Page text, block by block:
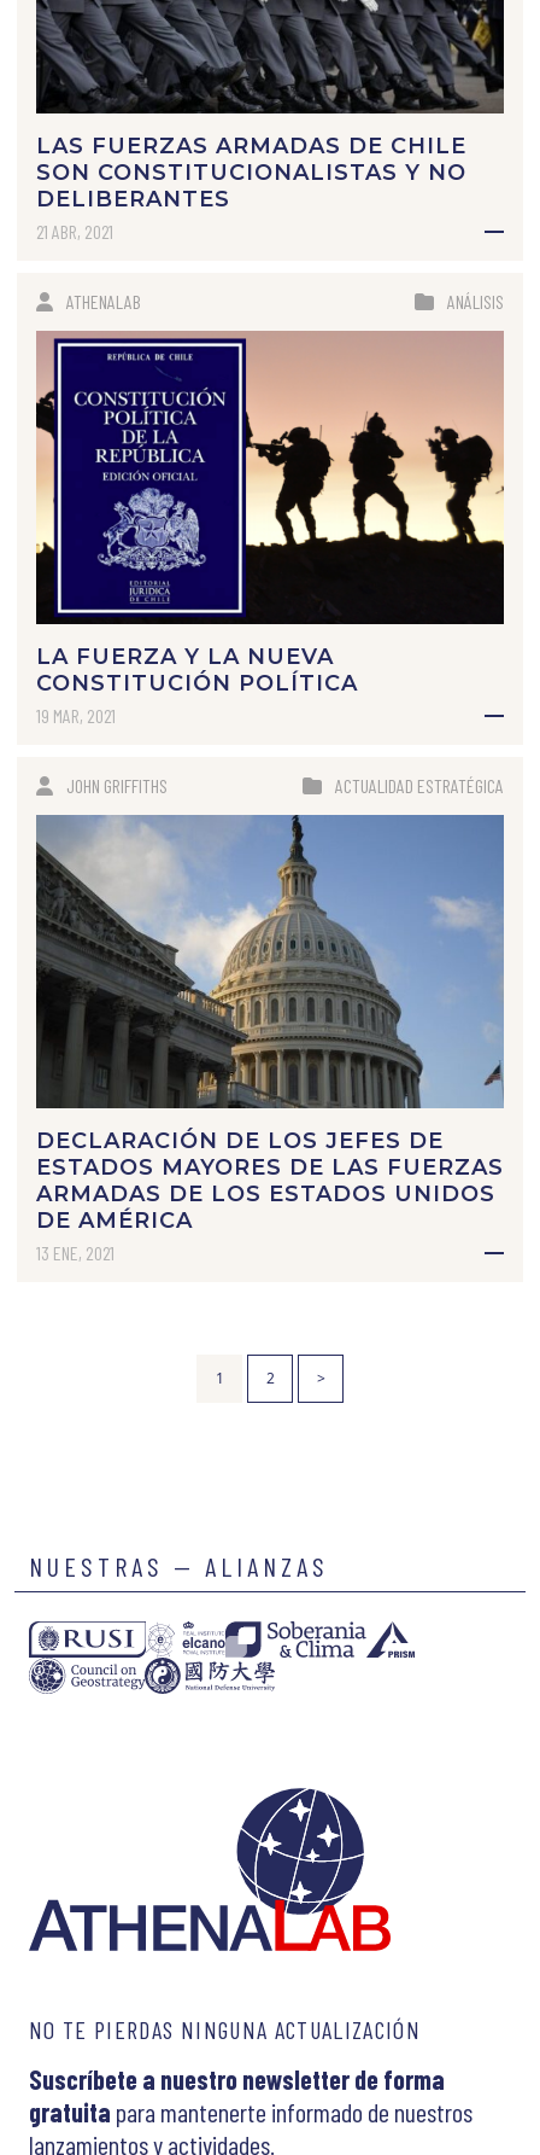
LAS FUERZAS ARMADAS DE CHILE
SON CONSTITUCIONALISTAS Y NO
DELIBERANTES
21 ABR, 2021
ATHENALAB ANÁLISIS
LA FUERZA Y LA NUEVA
CONSTITUCIÓN POLÍTICA
19 MAR, 2021
JOHN GRIFFITHS ACTUALIDAD ESTRATÉGICA
DECLARACIÓN DE LOS JEFES DE
ESTADOS MAYORES DE LAS FUERZAS
ARMADAS DE LOS ESTADOS UNIDOS
DE AMÉRICA
13 ENE, 2021
1 2 >
NUESTRAS — ALIANZAS
NO TE PIERDAS NINGUNA ACTUALIZACIÓN
Suscríbete a nuestro newsletter de forma
gratuita para mantenerte informado de nuestros
lanzamientos y actividades.